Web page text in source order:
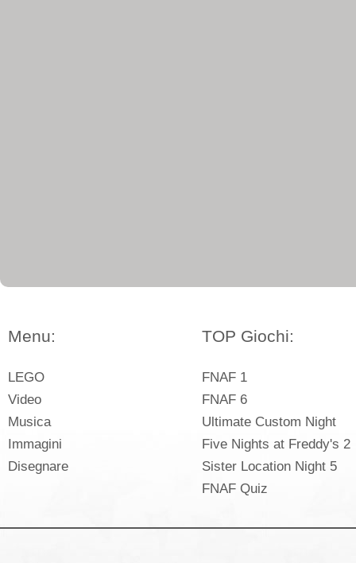
Menu:
LEGO
Video
Musica
Immagini
Disegnare
TOP Giochi:
FNAF 1
FNAF 6
Ultimate Custom Night
Five Nights at Freddy's 2
Sister Location Night 5
FNAF Quiz